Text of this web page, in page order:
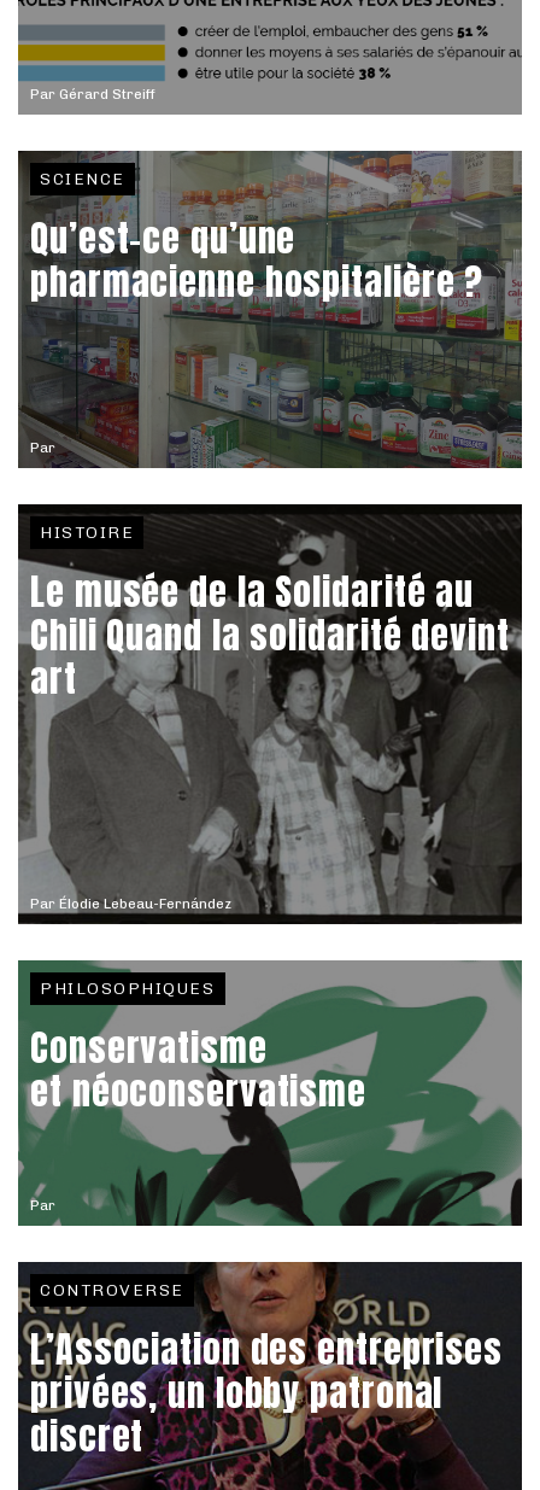
Par Gérard Streiff
Par
SCIENCE
Qu’est-ce qu’une
pharmacienne hospitalière ?
Par Élodie Lebeau-Fernández
HISTOIRE
Le musée de la Solidarité au
Chili Quand la solidarité devint
art
Par
PHILOSOPHIQUES
Conservatisme
et néoconservatisme
CONTROVERSE
L’Association des entreprises
privées, un lobby patronal
discret